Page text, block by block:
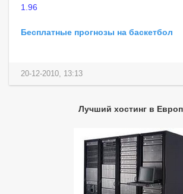
1.96
Бесплатные прогнозы на баскетбол
20-12-2010, 13:13
Лучший хостинг в